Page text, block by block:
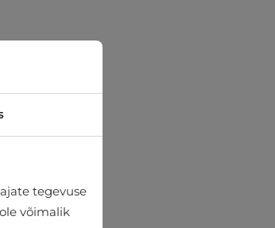
tegevuse
võimalik